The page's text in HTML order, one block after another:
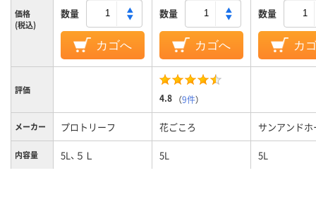
価格
(税込)
数量
カゴへ
数量
カゴへ
数量
カ
評価
4.8 （9件）
メーカー プロトリーフ 花ごころ サンアンドホ
内容量 5L、５Ｌ 5L 5L